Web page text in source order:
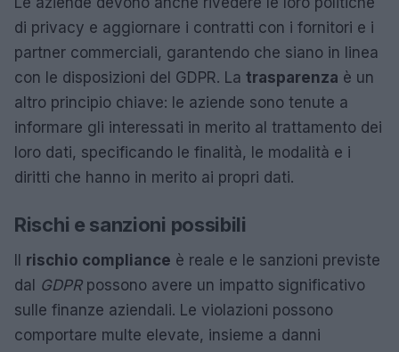
di privacy e aggiornare i contratti con i fornitori e i
partner commerciali, garantendo che siano in linea
con le disposizioni del GDPR. La trasparenza è un
altro principio chiave: le aziende sono tenute a
informare gli interessati in merito al trattamento dei
loro dati, specificando le finalità, le modalità e i
diritti che hanno in merito ai propri dati.
Rischi e sanzioni possibili
Il rischio compliance è reale e le sanzioni previste
dal GDPRpossono avere un impatto significativo
sulle finanze aziendali. Le violazioni possono
comportare multe elevate, insieme a danni